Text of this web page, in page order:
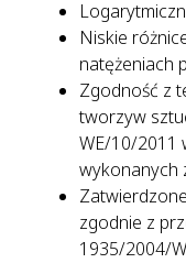
Niskie
natężeniach
Zgodność z
tworzyw
WE/10/2011
wykonanych
zgodnie z
1935/2004/